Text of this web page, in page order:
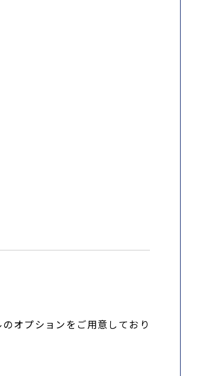
オプションをご用意しており